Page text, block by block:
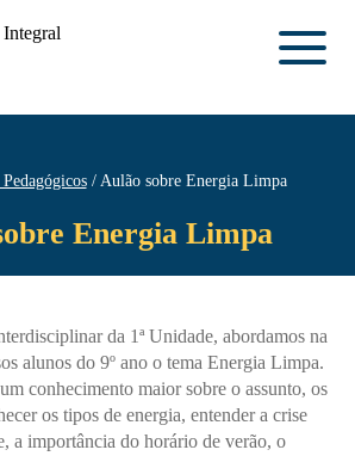
Aulão sobre Energia Limpa
Energia Limpa
da 1ª Unidade, abordamos na
alunos do 9º ano o tema Energia Limpa.
conhecimento maior sobre o assunto, os
os tipos de energia, entender a crise
a importância do horário de verão, o